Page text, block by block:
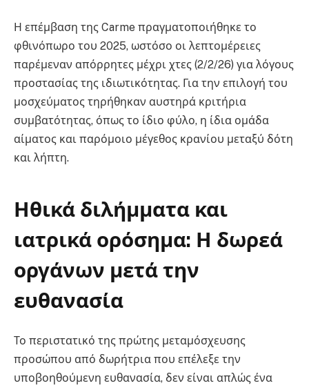
Η επέμβαση της Carme πραγματοποιήθηκε το
φθινόπωρο του 2025, ωστόσο οι λεπτομέρειες
παρέμεναν απόρρητες μέχρι χτες (2/2/26) για λόγους
προστασίας της ιδιωτικότητας. Για την επιλογή του
μοσχεύματος τηρήθηκαν αυστηρά κριτήρια
συμβατότητας, όπως το ίδιο φύλο, η ίδια ομάδα
αίματος και παρόμοιο μέγεθος κρανίου μεταξύ δότη
και λήπτη.
Ηθικά διλήμματα και
ιατρικά ορόσημα: Η δωρεά
οργάνων μετά την
ευθανασία
Το περιστατικό της πρώτης μεταμόσχευσης
προσώπου από δωρήτρια που επέλεξε την
υποβοηθούμενη ευθανασία, δεν είναι απλώς ένα